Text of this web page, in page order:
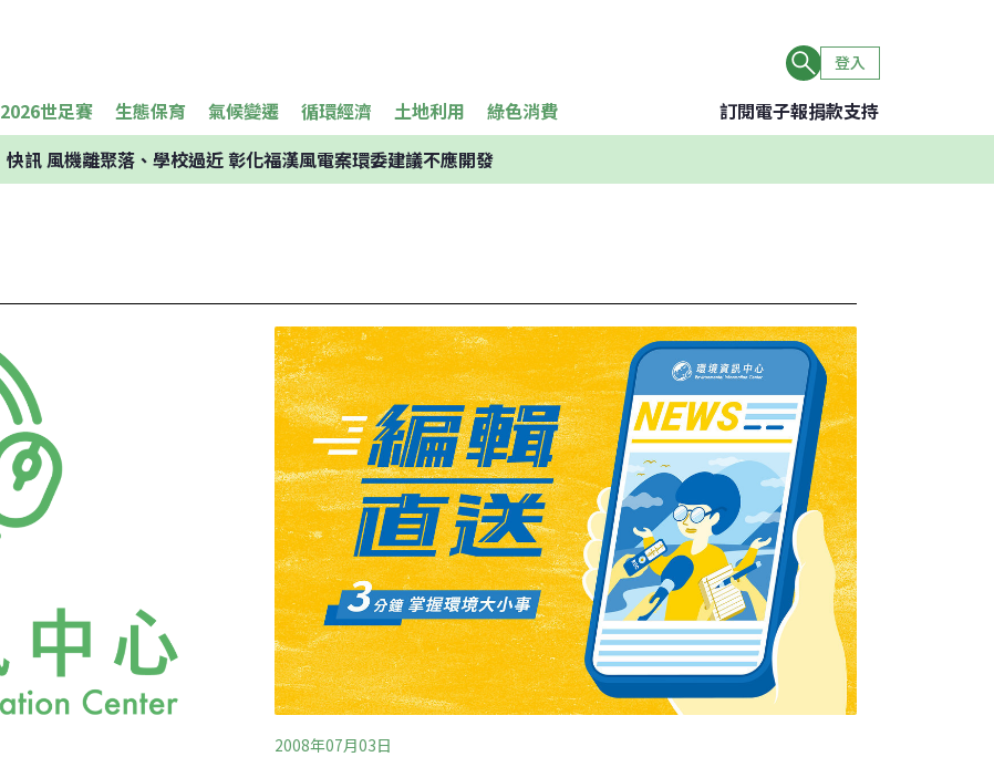
登入
2026世足賽 生態保育 氣候變遷 循環經濟 土地利用 綠色消費 訂閱電子報捐款支持
快訊風機離聚落、學校過近 彰化福漢風電案環委建議不應開發
2008年07月03日